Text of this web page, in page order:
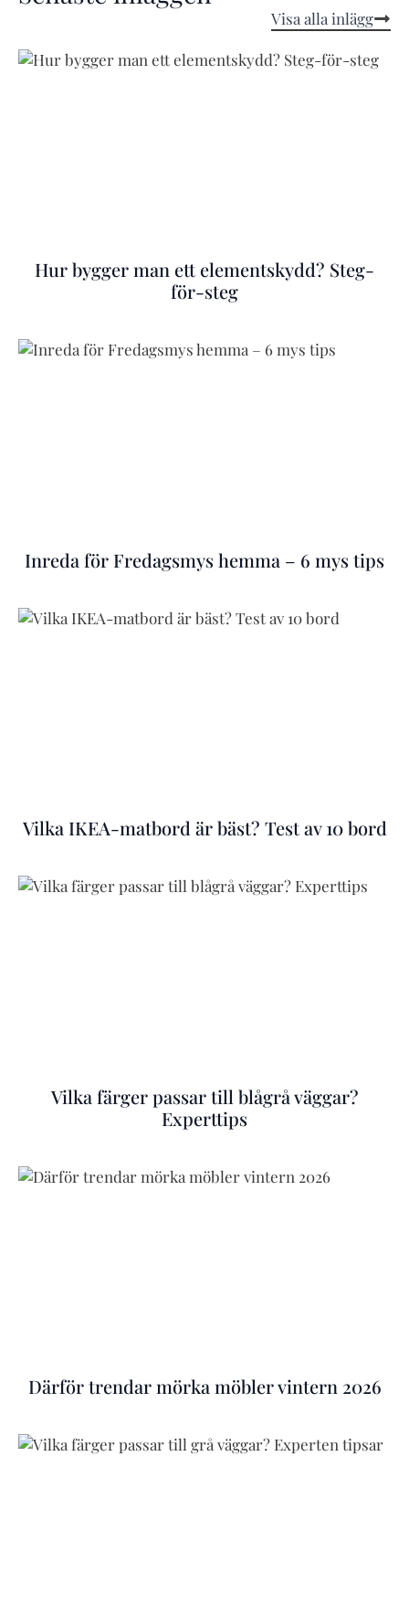
Visa alla inlägg
Hur bygger man ett elementskydd? Steg-
för-steg
Inreda för Fredagsmys hemma – 6 mys tips
Vilka IKEA-matbord är bäst? Test av 10 bord
Vilka färger passar till blågrå väggar?
Experttips
Därför trendar mörka möbler vintern 2026